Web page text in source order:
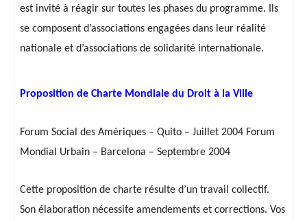
est invité à réagir sur toutes les phases du programme. Ils
se composent d’associations engagées dans leur réalité
nationale et d’associations de solidarité internationale.
Proposition de Charte Mondiale du Droit à la Ville
Forum Social des Amériques – Quito – Juillet 2004 Forum
Mondial Urbain – Barcelona – Septembre 2004
Cette proposition de charte résulte d’un travail collectif.
Son élaboration nécessite amendements et corrections. Vos